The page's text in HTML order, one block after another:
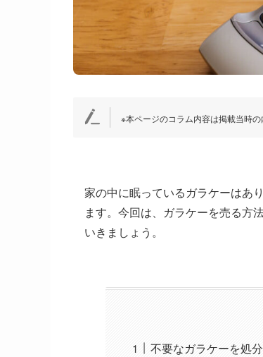
※本ページのコラム内容は掲載当時
家の中に眠っているガラケーはあ
ます。今回は、ガラケーを売る方
いきましょう。
不要なガラケーを処